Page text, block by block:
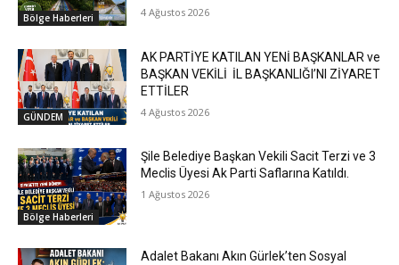
Bölge Haberleri 4 Ağustos 2026
GÜNDEM
AK PARTİYE KATILAN YENİ BAŞKANLAR ve
BAŞKAN VEKİLİ İL BAŞKANLIĞI’NI ZİYARET
ETTİLER
4 Ağustos 2026
Bölge Haberleri
Şile Belediye Başkan Vekili Sacit Terzi ve 3
Meclis Üyesi Ak Parti Saflarına Katıldı.
1 Ağustos 2026
Adalet Bakanı Akın Gürlek’ten Sosyal